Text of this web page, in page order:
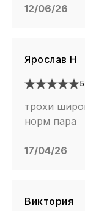
12/06/26
Ярослав Н
5
трохи
норм пара
17/04/26
Виктория